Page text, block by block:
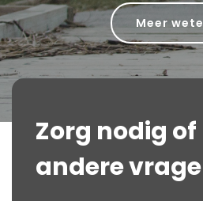
Meer
Zorg nodig
andere